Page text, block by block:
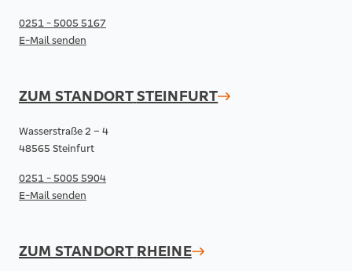
0251 - 5005 5167
E-Mail senden
ZUM STANDORTSTEINFURT
Wasserstraße 2 – 4
48565 Steinfurt
0251 - 5005 5904
E-Mail senden
ZUM STANDORT RHEINE